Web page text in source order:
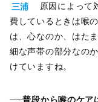
三浦
原因によって
費しているときは喉
は、心なのか、はた
細な声帯の部分なの
けていますね。
──普段から喉のケア